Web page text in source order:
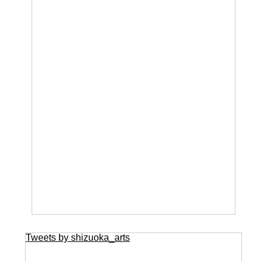
Tweets by shizuoka_arts